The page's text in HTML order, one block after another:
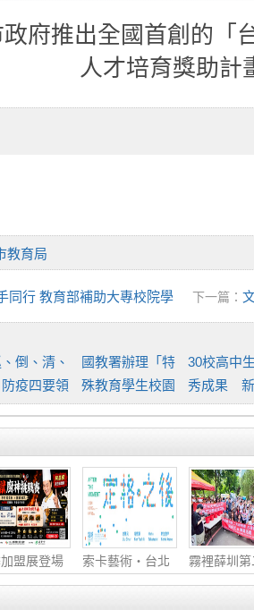
政府推出全國首創的「
人才培育獎助計
教育局
同行 教育部補助大專校院學
下一篇：
、倒、清、
疫四要領
國教署辦理「特
殊教育學生校園
性別
30校高中
秀成果
造自主
盟展登場
索卡藝術・台北
《
霧裡薛圳
線